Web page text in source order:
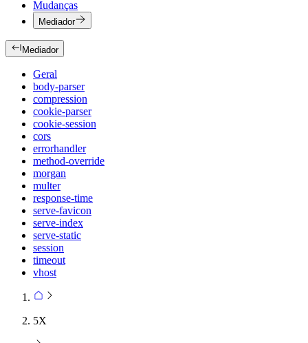
Mudanças
Mediador
Mediador
Geral
body-parser
compression
cookie-parser
cookie-session
cors
errorhandler
method-override
morgan
multer
response-time
serve-favicon
serve-index
serve-static
session
timeout
vhost
5X